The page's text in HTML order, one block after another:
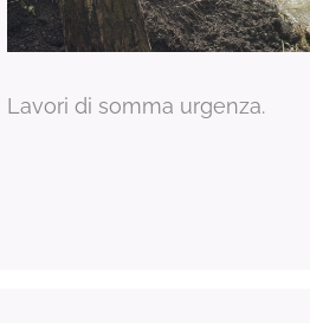
Lavori di somma urgenza.